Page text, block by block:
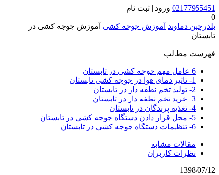
02177955451 ورود | ثبت نام
0
بلدرچین دماوند آموزش جوجه کشی آموزش جوجه کشی در
تابستان
فهرست مطالب
6 عامل مهم جوجه کشی در تابستان
1- تاثیر دمای هوا در جوجه کشی تابستان
2- تولید تخم نطفه دار در تابستان
3- خرید تخم نطفه دار در تابستان
4- تغذیه پرندگان در تابستان
5- محل قرار دادن دستگاه جوجه کشی در تابستان
6- تنظیمات دستگاه جوجه کشی در تابستان
مقالات مشابه
نظرات کاربران
1398/07/12